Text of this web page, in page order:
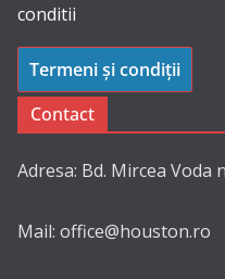
conditii
Termeni și condiții
Contact
Adresa: Bd. Mircea Voda
Mail: office@houston.ro